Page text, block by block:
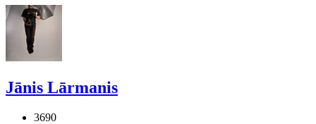
Jānis Lārmanis
3690